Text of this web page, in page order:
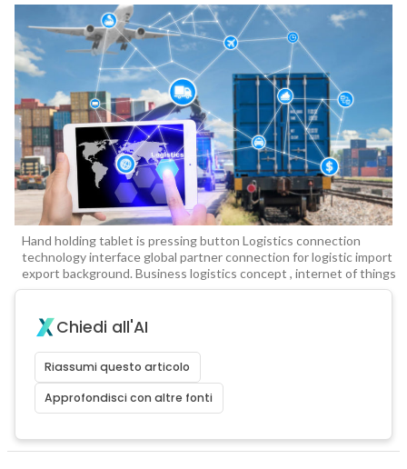
Hand holding tablet is pressing button Logistics connection
technology interface global partner connection for logistic import
export background. Business logistics concept , internet of things
Chiedi all'AI
Riassumi questo articolo
Approfondisci con altre fonti